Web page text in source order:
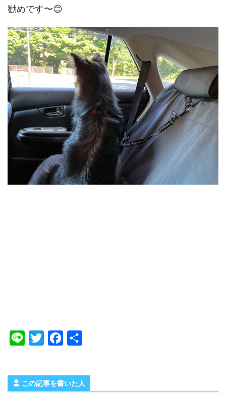
勧めです〜😊
e
t
e
この記事を書いた人